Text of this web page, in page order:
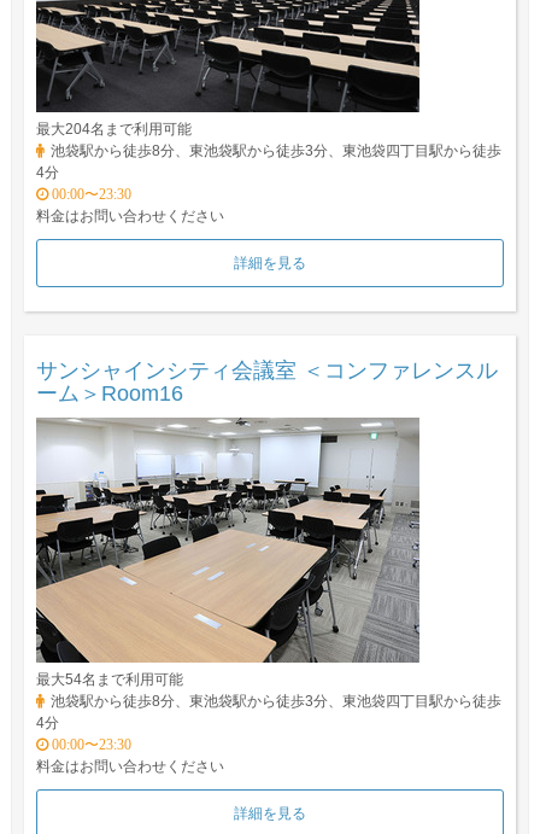
最大204名まで利用可能
池袋駅から徒歩8分、東池袋駅から徒歩3分、東池袋四丁目駅から徒歩
4分
00:00〜23:30
料金はお問い合わせください
詳細を見る
サンシャインシティ会議室 ＜コンファレンスル
ーム＞Room16
最大54名まで利用可能
池袋駅から徒歩8分、東池袋駅から徒歩3分、東池袋四丁目駅から徒歩
4分
00:00〜23:30
料金はお問い合わせください
詳細を見る